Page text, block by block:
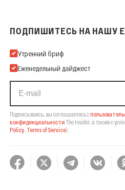
ПОДПИШИТЕСЬ НА НАШУ
Подпишитесь на нашу Email-
Утренний бриф
Еженедельный дайджест
Подписываясь, вы соглашаетесь с
конфиденциальности The Insider, а также с
Policy Terms of Service).